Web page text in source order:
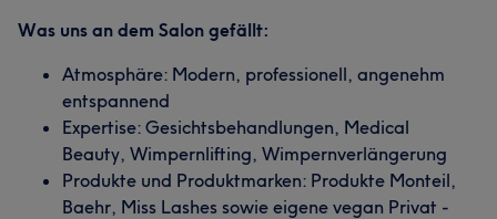
Was uns an dem Salon gefällt:
Atmosphäre: Modern, professionell, angenehm
entspannend
Expertise: Gesichtsbehandlungen, Medical
Beauty, Wimpernlifting, Wimpernverlängerung
Produkte und Produktmarken: Produkte Monteil,
Baehr, Miss Lashes sowie eigene vegan Privat -